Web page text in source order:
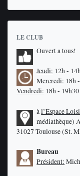
LE CLUB
Ouvert a tous!
Jeudi: 12h -
Mercredi: 18h
Vendredi: 18h - 19h30
àl’Espace
médiathèque)
31027 Toulouse (St.
Bureau
Président: